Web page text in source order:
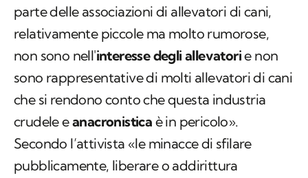
parte delle associazioni di allevatori di cani,
relativamente piccole ma molto rumorose,
non sono nell'interesse degli allevatorie non
sono rappresentative di molti allevatori di cani
che si rendono conto che questa industria
crudele eanacronistica è in pericolo».
Secondo l’attivista «le minacce di sfilare
pubblicamente, liberare o addirittura